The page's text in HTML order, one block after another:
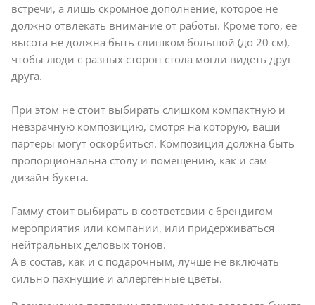
встречи, а лишь скромное дополнение, которое не
должно отвлекать внимание от работы. Кроме того, ее
высота не должна быть слишком большой (до 20 см),
чтобы люди с разных сторон стола могли видеть друг
друга.
При этом не стоит выбирать слишком компактную и
невзрачную композицию, смотря на которую, ваши
партеры могут оскорбиться. Композиция должна быть
пропорциональна столу и помещению, как и сам
дизайн букета.
Гамму стоит выбирать в соответсвии с брендигом
мероприятия или компании, или придерживаться
нейтральных деловых тонов.
А в состав, как и с подарочным, лучше не включать
сильно пахнущие и аллергенные цветы.